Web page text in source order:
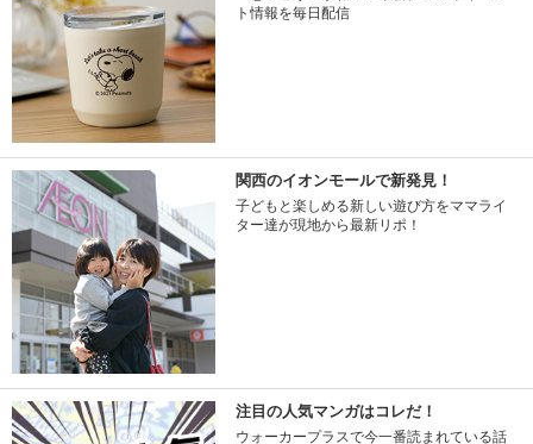
ト情報を毎日配信
関西のイオンモールで新発見！
子どもと楽しめる新しい遊び方をママライ
ター達が現地から最新リポ！
注目の人気マンガはコレだ！
ウォーカープラスで今一番読まれている話